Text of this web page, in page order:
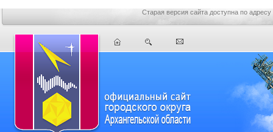
Старая версия сайта доступна по адресу